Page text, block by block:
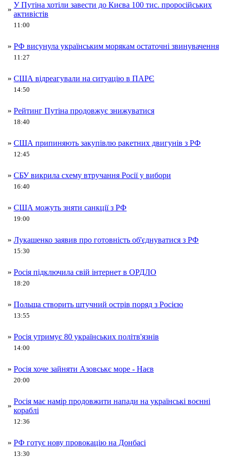
»
У Путіна хотіли завести до Києва 100 тис. проросійських
активістів
11:00
» РФ висунула українським морякам остаточні звинувачення
11:27
» США відреагували на ситуацію в ПАРЄ
14:50
» Рейтинг Путіна продовжує знижуватися
18:40
» США припиняють закупівлю ракетних двигунів з РФ
12:45
» СБУ викрила схему втручання Росії у вибори
16:40
» США можуть зняти санкції з РФ
19:00
» Лукашенко заявив про готовність об'єднуватися з РФ
15:30
» Росія підключила свій інтернет в ОРДЛО
18:20
» Польща створить штучний острів поряд з Росією
13:55
» Росія утримує 80 українських політв'язнів
14:00
» Росія хоче зайняти Азовськє море - Наєв
20:00
»
Росія має намір продовжити напади на українські воєнні
кораблі
12:36
» РФ готує нову провокацію на Донбасі
13:30